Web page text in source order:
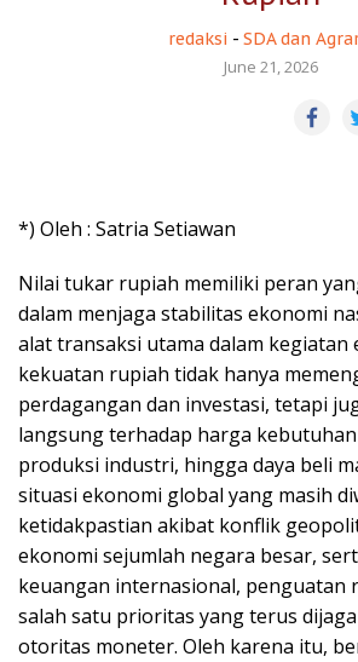
redaksi - SDA dan
June 21, 2026
*) Oleh : Satria Setiawan
Nilai tukar rupiah memiliki peran
dalam menjaga stabilitas ekonomi
alat transaksi utama dalam kegiatan
kekuatan rupiah tidak hanya
perdagangan dan investasi, tetapi
langsung terhadap harga
produksi industri, hingga daya beli
situasi ekonomi global yang masih
ketidakpastian akibat konflik
ekonomi sejumlah negara besar,
keuangan internasional, penguatan
salah satu prioritas yang terus
otoritas moneter. Oleh karena itu,